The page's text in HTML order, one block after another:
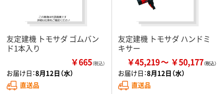
友定建機 トモサダ ゴムバン
ド1本入り
￥665（税込）
お届け日：8月12日（水）
直送品
友定建機 トモサダ ハンドミ
キサー
￥45,219 ￥50,177
お届け日：8月12日（水）
直送品